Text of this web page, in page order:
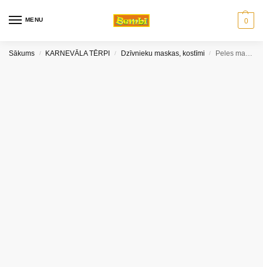
MENU 0
Sākums / KARNEVĀLA TĒRPI / Dzīvnieku maskas, kostīmi / Peles maska/aksesuāri PELĒKA PELE